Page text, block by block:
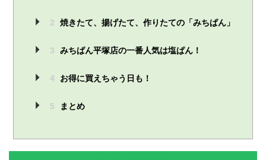
2 焼きたて、揚げたて、作りたての「みちぱん」
3 みちぱん平塚店の一番人気は塩ぱん！
4 お得に買えちゃう日も！
5 まとめ